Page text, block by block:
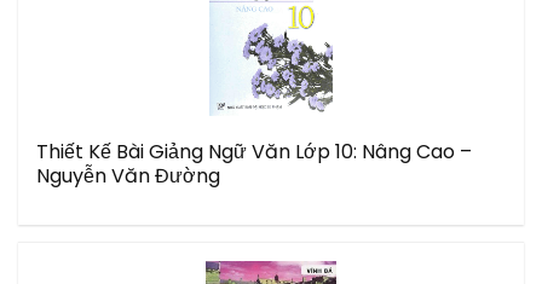
Thiết Kế Bài Giảng Ngữ Văn Lớp 10: Nâng Cao –
Nguyễn Văn Đường